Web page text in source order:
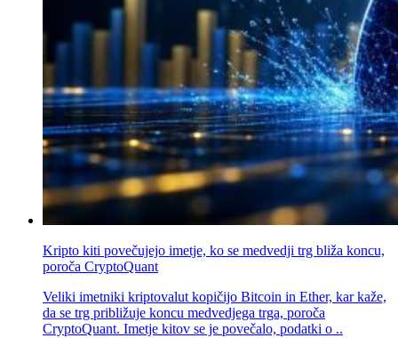
Kripto kiti povečujejo imetje, ko se medvedji trg bliža koncu,
poroča CryptoQuant
Veliki imetniki kriptovalut kopičijo Bitcoin in Ether, kar kaže,
da se trg približuje koncu medvedjega trga, poroča
CryptoQuant. Imetje kitov se je povečalo, podatki o ..